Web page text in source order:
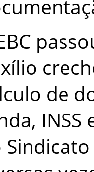
de
INSS